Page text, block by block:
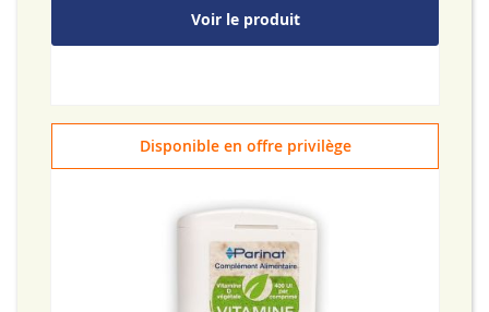
Voir le produit
Disponible en offre privilège